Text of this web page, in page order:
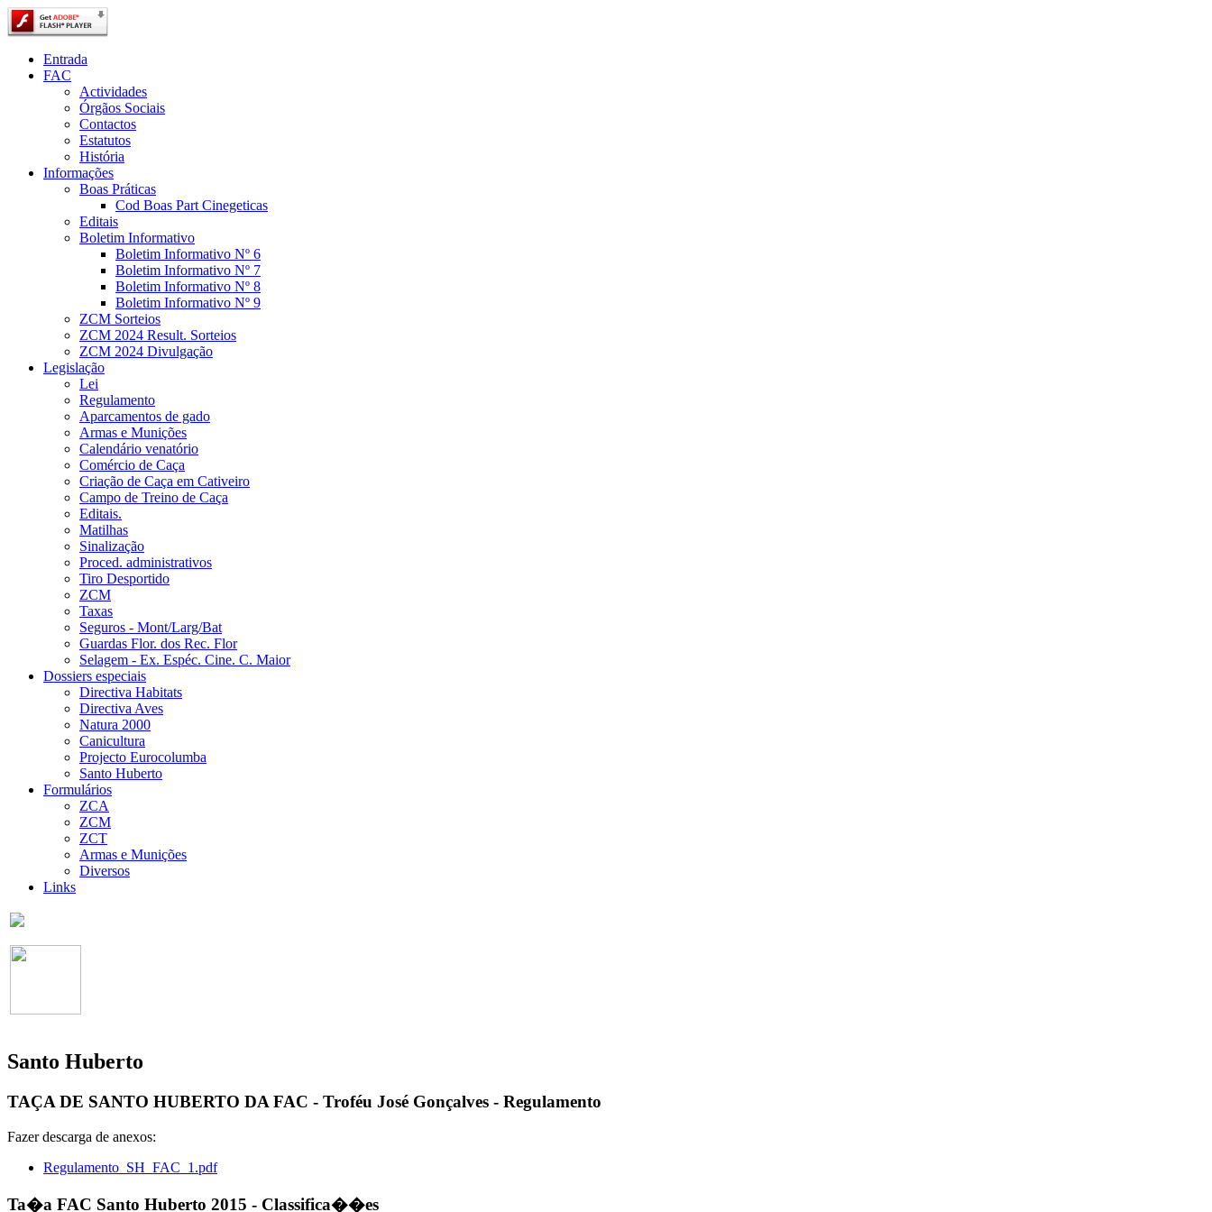
Entrada
FAC
Actividades
Órgãos Sociais
Contactos
Estatutos
História
Informações
Boas Práticas
Cod Boas Part Cinegeticas
Editais
Boletim Informativo
Boletim Informativo Nº 6
Boletim Informativo Nº 7
Boletim Informativo Nº 8
Boletim Informativo Nº 9
ZCM Sorteios
ZCM 2024 Result. Sorteios
ZCM 2024 Divulgação
Legislação
Lei
Regulamento
Aparcamentos de gado
Armas e Munições
Calendário venatório
Comércio de Caça
Criação de Caça em Cativeiro
Campo de Treino de Caça
Editais.
Matilhas
Sinalização
Proced. administrativos
Tiro Desportido
ZCM
Taxas
Seguros - Mont/Larg/Bat
Guardas Flor. dos Rec. Flor
Selagem - Ex. Espéc. Cine. C. Maior
Dossiers especiais
Directiva Habitats
Directiva Aves
Natura 2000
Canicultura
Projecto Eurocolumba
Santo Huberto
Formulários
ZCA
ZCM
ZCT
Armas e Munições
Diversos
Links
Santo Huberto
TAÇA DE SANTO HUBERTO DA FAC - Troféu José Gonçalves - Regulamento
Fazer descarga de anexos:
Regulamento_SH_FAC_1.pdf
Ta�a FAC Santo Huberto 2015 - Classifica��es